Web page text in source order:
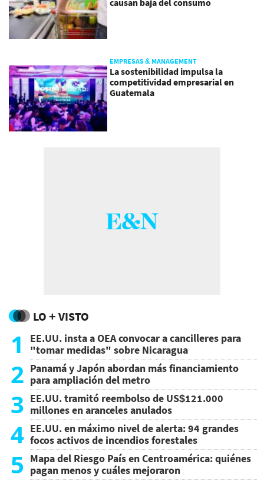
causan baja del consumo
EMPRESAS & MANAGEMENT
La sostenibilidad impulsa la
competitividad empresarial en
Guatemala
LO + VISTO
1
EE.UU. insta a OEA convocar a cancilleres para
"tomar medidas" sobre Nicaragua
2 Panamá y Japón abordan más financiamiento
para ampliación del metro
3 EE.UU. tramitó reembolso de US$121.000
millones en aranceles anulados
4 EE.UU. en máximo nivel de alerta: 94 grandes
focos activos de incendios forestales
5 Mapa del Riesgo País en Centroamérica: quiénes
pagan menos y cuáles mejoraron